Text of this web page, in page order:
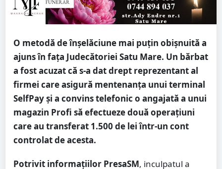
O metodă de înșelăciune mai puțin obișnuită a
ajuns în fața Judecătoriei Satu Mare. Un bărbat
a fost acuzat că s-a dat drept reprezentant al
firmei care asigură mentenanța unui terminal
SelfPay și a convins telefonic o angajată a unui
magazin Profi să efectueze două operațiuni
care au transferat 1.500 de lei într-un cont
controlat de acesta.
Potrivit informațiilor PresaSM, inculpatul a